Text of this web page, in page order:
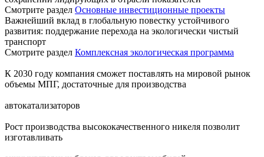
Смотрите раздел Основные инвестиционные проекты
Важнейший вклад в глобальную повестку устойчивого
развития: поддержание перехода на экологически чистый
транспорт
Смотрите раздел Комплексная экологическая программа
К 2030 году компания сможет поставлять на мировой рынок
объемы МПГ, достаточные для производства
автокатализаторов
Рост производства высококачественного никеля позволит
изготавливать